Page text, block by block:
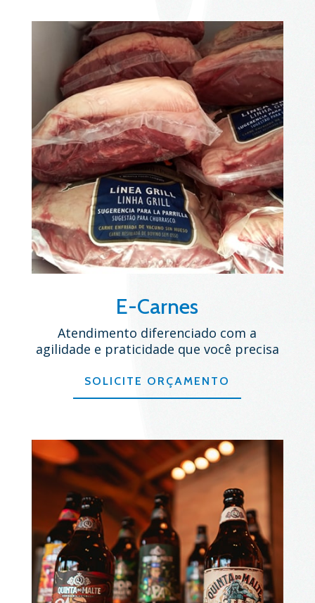
E-Carnes
Atendimento diferenciado com a
agilidade e praticidade que você precisa
SOLICITE ORÇAMENTO